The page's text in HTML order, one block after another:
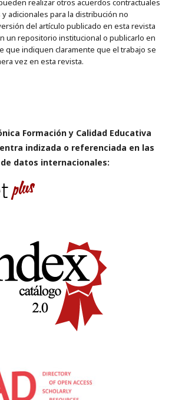
realizar otros acuerdos contractuales
adicionales para la distribución no
del artículo publicado en esta revista
un repositorio institucional o publicarlo en
que indiquen claramente que el trabajo se
vez en esta revista.
Formación y Calidad Educativa
indizada o referenciada en las
datos internacionales: